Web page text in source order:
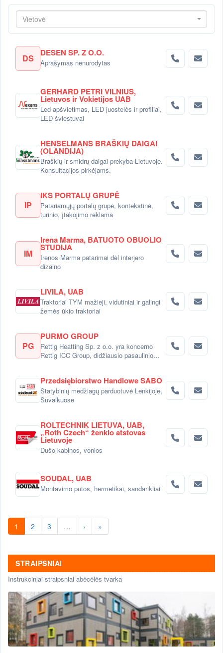
Vietovė
DS DESEN SP. Z O.O.
Aprašymas nenurodytas
GERHARD PETRI VILNIUS,
Lietuvos ir Vokietijos UAB
Led apšvietimas, LED juostelės ir profiliai,
LED šviestuvai
HENSELMANS BRAŠKIŲ DAIGAI
(OLANDIJA)
Braškių ir smidrų daigai-prekyba Lietuvoje.
Konsultacijos pirkėjams.
IP
IKS PORTALŲ GRUPĖ
Patariamųjų portalų grupė, kontekstinė,
turinio, įtakojimo reklama
IM
Irena Marma, BATUOTO OBUOLIO
STUDIJA
Irenos Marma patarimai dėl interjero
dizaino
LIVILA, UAB
Traktoriai TYM mažieji, vidutiniai ir galingi
žemės ūkio traktoriai
PG
PURMO GROUP
Rettig Heatting Sp. z o.o. yra koncerno
Rettig ICC Group, didžiausio pasaulinio
Przedsiębiorstwo Handlowe SABO
Statybinių medžiagų parduotuvė Lenkijoje,
Suvalkuose
ROLTECHNIK LIETUVA, UAB,
„Roth Czech“ ženklo atstovas
Lietuvoje
Dušo kabinos, vonios
SOUDAL, UAB
Montavimo putos, hermetikai, sandarikliai
1 2 3 … › »
STRAIPSNIAI
Instrukciniai straipsniai abėcėlės tvarka